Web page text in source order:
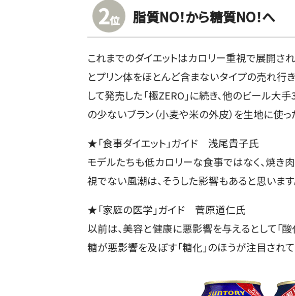
2位 脂質NO！から糖質NO！へ
これまでのダイエットはカロリー重視で展開さ
とプリン体をほとんど含まないタイプの売れ
して発売した「極ZERO」に続き、他のビール
の少ないブラン（小麦や米の外皮）を生地に使
★「食事ダイエット」ガイド 浅尾貴子氏
モデルたちも低カロリーな食事ではなく、焼き
視でない風潮は、そうした影響もあると思います
★「家庭の医学」ガイド 菅原道仁氏
以前は、美容と健康に悪影響を与えるとして「
糖が悪影響を及ぼす「糖化」のほうが注目されて